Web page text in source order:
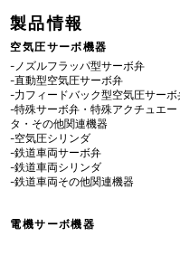
製品情報
空気圧サーボ機器
-ノズルフラッパ型サーボ弁
-直動型空気圧サーボ弁
-力フィードバック型空気圧サーボ
-特殊サーボ弁・特殊アクチュエー
タ・その他関連機器
-空気圧シリンダ
-鉄道車両サーボ弁
-鉄道車両シリンダ
-鉄道車両その他関連機器
電機サーボ機器